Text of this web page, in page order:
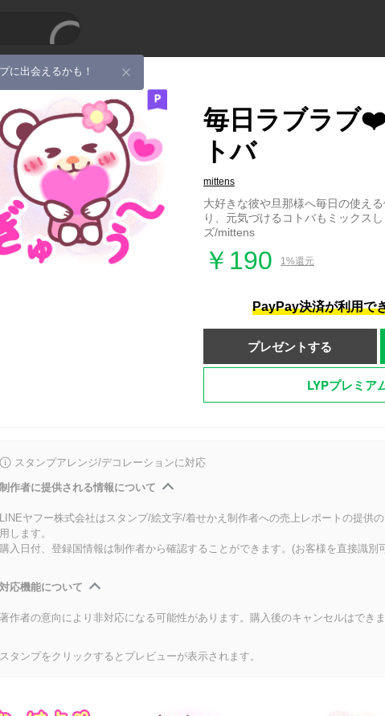
に出会えるかも！
毎日ラブラブ
トバ
mittens
大好きな彼や旦那様へ毎日の使え
り、元気づけるコトバもミックス
ズ/mittens
￥190 1%還元
PayPay決済が利用で
プレゼントする
LYPプレミア
スタンプアレンジ/デコレーションに対応
制作者に提供される情報について
LINEヤフー株式会社はスタンプ/絵文字/着せかえ制作者への売上レポートの提供
用します。
購入日付、登録国情報は制作者から確認することができます。(お客様を直接識別
対応機能について
著作者の意向により非対応になる可能性があります。購入後のキャンセルはできま
スタンプをクリックするとプレビューが表示されます。